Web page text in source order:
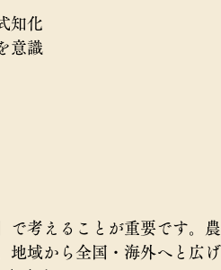
知化
意識
で考えることが重要です。農
地域から全国・海外へと広げ